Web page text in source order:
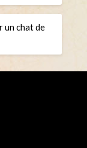
un chat de